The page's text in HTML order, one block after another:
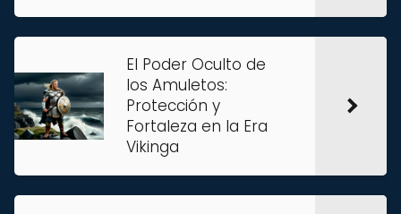
El Poder Oculto de
los Amuletos:
Protección y
Fortaleza en la Era
Vikinga